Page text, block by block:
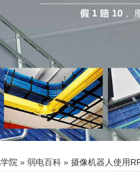
院 » 弱电百科 » 摄像机器人使用